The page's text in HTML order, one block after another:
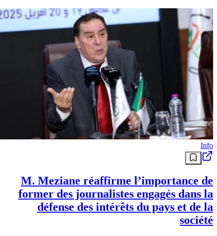
Info
M. Meziane réaffirme l’importance de
former des journalistes engagés dans la
défense des intérêts du pays et de la
société